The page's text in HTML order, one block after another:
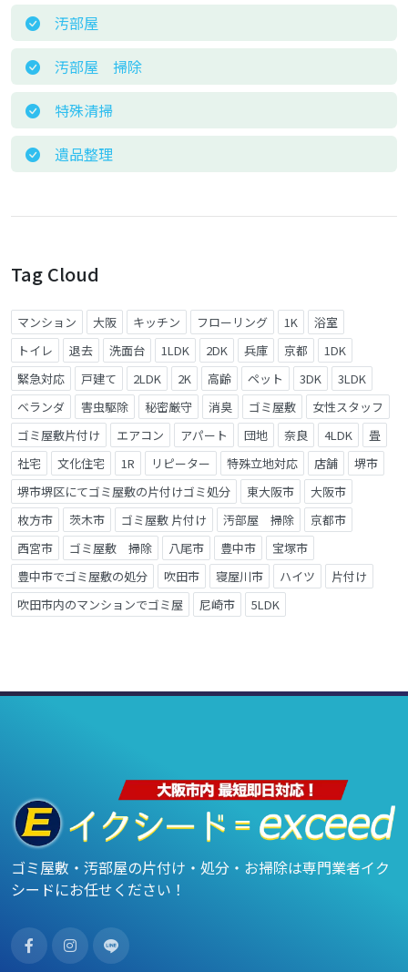
汚部屋
汚部屋 掃除
特殊清掃
遺品整理
Tag Cloud
マンション 大阪 キッチン フローリング 1K
浴室
トイレ
退去 洗面台 1LDK 2DK 兵庫 京都
1DK
緊急対応
戸建て 2LDK 2K 高齢 ペット 3DK
3LDK
ベランダ
害虫駆除 秘密厳守 消臭 ゴミ屋敷
女性スタッフ
ゴミ屋敷片付け
エアコン アパート 団地 奈良 4LDK
畳
社宅
文化住宅 1R リピーター 特殊立地対応 店舗
堺市
堺市堺区にてゴミ屋敷の片付けゴミ処分
東大阪市
大阪市
枚方市
茨木市 ゴミ屋敷 片付け 汚部屋 掃除
京都市
西宮市
ゴミ屋敷 掃除 八尾市 豊中市
宝塚市
豊中市でゴミ屋敷の処分
吹田市 寝屋川市 ハイツ
片付け
吹田市内のマンションでゴミ屋
尼崎市 5LDK
ゴミ屋敷・汚部屋の片付け・処分・お掃除は専門業者イク
シードにお任せください！